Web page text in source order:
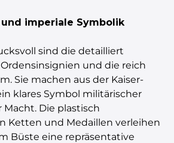
imperiale Symbolik
sind die detailliert
und die reich
Sie machen aus der Kaiser-
klares Symbol militärischer
Die plastisch
Ketten und Medaillen verleihen
Büste eine repräsentative